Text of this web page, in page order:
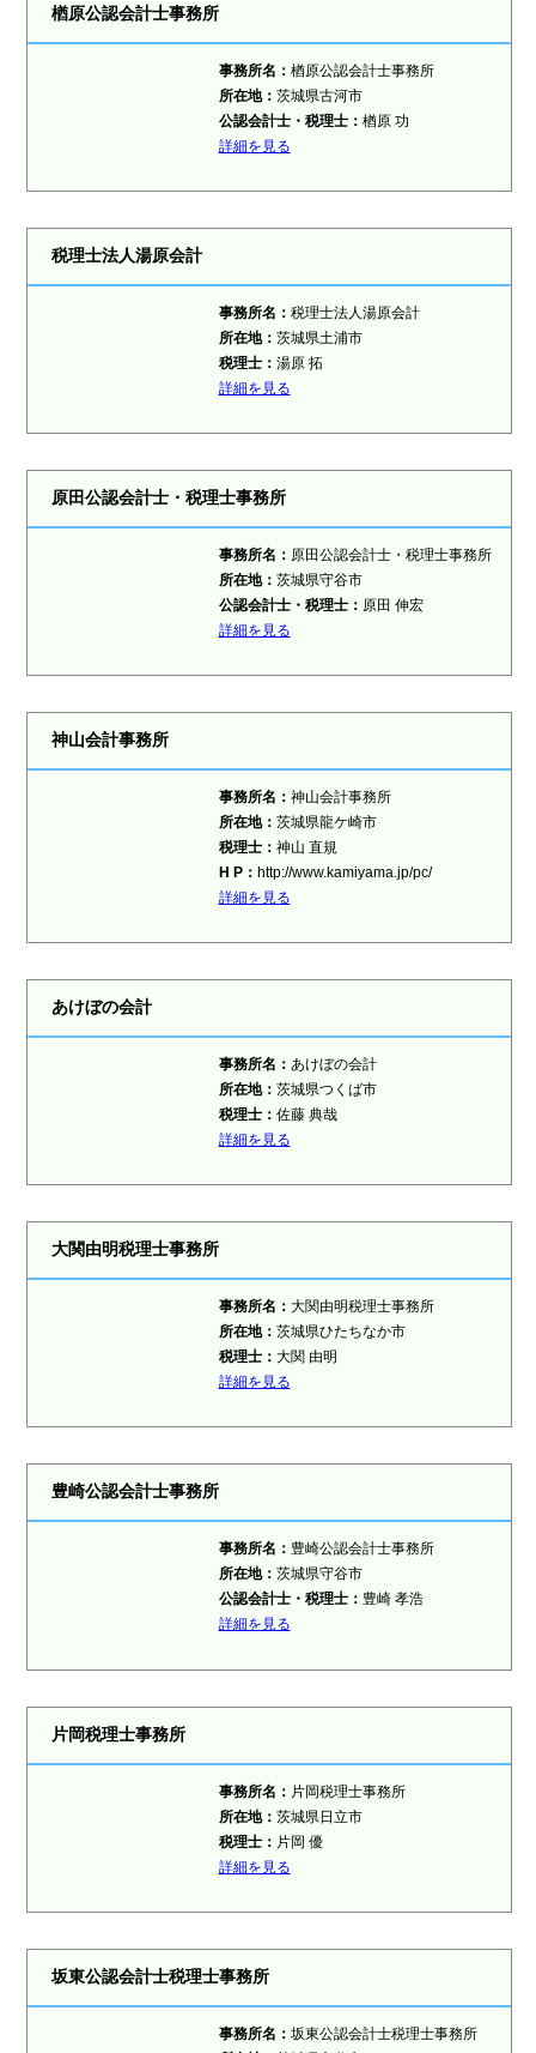
楢原公認会計士事務所
事務所名： 楢原公認会計士事務所
所在地： 茨城県古河市
公認会計士・税理士： 楢原 功
詳細を見る
税理士法人湯原会計
事務所名： 税理士法人湯原会計
所在地： 茨城県土浦市
税理士： 湯原 拓
詳細を見る
原田公認会計士・税理士事務所
事務所名： 原田公認会計士・税理士事務所
所在地： 茨城県守谷市
公認会計士・税理士： 原田 伸宏
詳細を見る
神山会計事務所
事務所名： 神山会計事務所
所在地： 茨城県龍ケ崎市
税理士： 神山 直規
H P： http://www.kamiyama.jp/pc/
詳細を見る
あけぼの会計
事務所名： あけぼの会計
所在地： 茨城県つくば市
税理士： 佐藤 典哉
詳細を見る
大関由明税理士事務所
事務所名： 大関由明税理士事務所
所在地： 茨城県ひたちなか市
税理士： 大関 由明
詳細を見る
豊崎公認会計士事務所
事務所名： 豊崎公認会計士事務所
所在地： 茨城県守谷市
公認会計士・税理士： 豊崎 孝浩
詳細を見る
片岡税理士事務所
事務所名： 片岡税理士事務所
所在地： 茨城県日立市
税理士： 片岡 優
詳細を見る
坂東公認会計士税理士事務所
事務所名： 坂東公認会計士税理士事務所